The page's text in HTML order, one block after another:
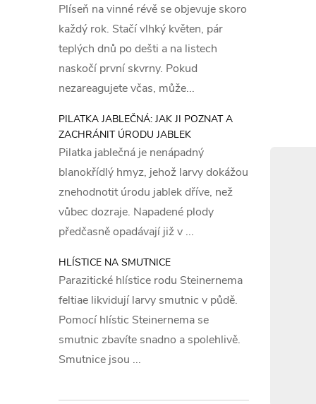
Plíseň na vinné révě se objevuje skoro
každý rok. Stačí vlhký květen, pár
teplých dnů po dešti a na listech
naskočí první skvrny. Pokud
nezareagujete včas, může...
PILATKA JABLEČNÁ: JAK JI POZNAT A
ZACHRÁNIT ÚRODU JABLEK
Pilatka jablečná je nenápadný
blanokřídlý hmyz, jehož larvy dokážou
znehodnotit úrodu jablek dříve, než
vůbec dozraje. Napadené plody
předčasně opadávají již v ...
HLÍSTICE NA SMUTNICE
Parazitické hlístice rodu Steinernema
feltiae likvidují larvy smutnic v půdě.
Pomocí hlístic Steinernema se
smutnic zbavíte snadno a spolehlivě.
Smutnice jsou ...
H410
P101